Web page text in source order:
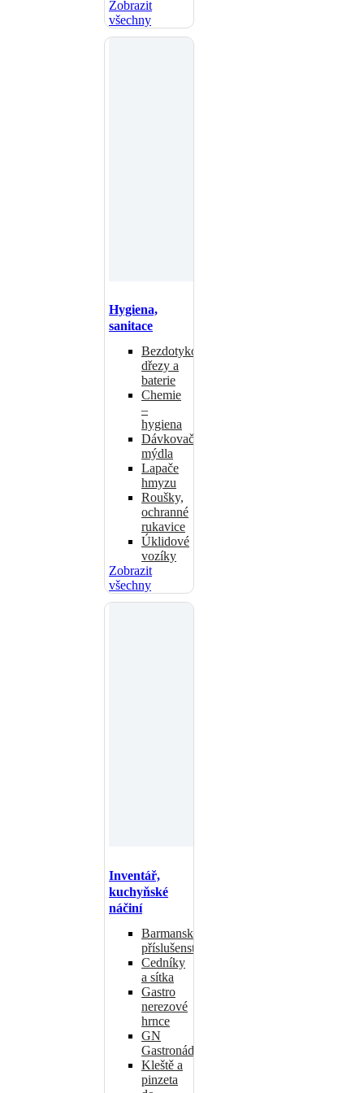
Zobrazit
všechny
Hygiena,
sanitace
Bezdotykové
dřezy a
baterie
Chemie
–
hygiena
Dávkovače
mýdla
Lapače
hmyzu
Roušky,
ochranné
rukavice
Úklidové
vozíky
Zobrazit
všechny
Inventář,
kuchyňské
náčiní
Barmanské
příslušenství
Cedníky
a sítka
Gastro
nerezové
hrnce
GN
Gastronádoby
Kleště a
pinzeta